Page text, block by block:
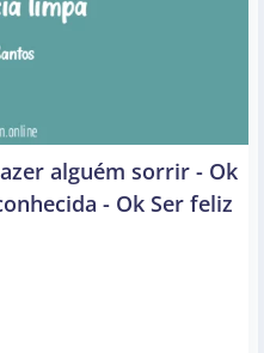
alguém sorrir - Ok
- Ok Ser feliz